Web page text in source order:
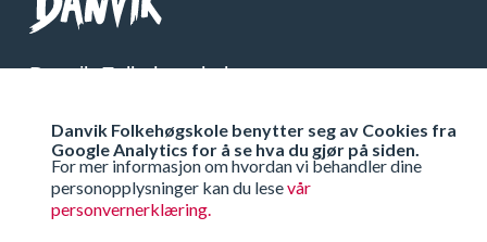
Danvik Folkehøgskole benytter seg av Cookies fra
Google Analytics for å se hva du gjør på siden.
For mer informasjon om hvordan vi behandler dine
personopplysninger kan du lesevår
personvernerklæring.
Danvik Folkehøgskole
Org Nr: 971 538 333
Få veibeskrivelse